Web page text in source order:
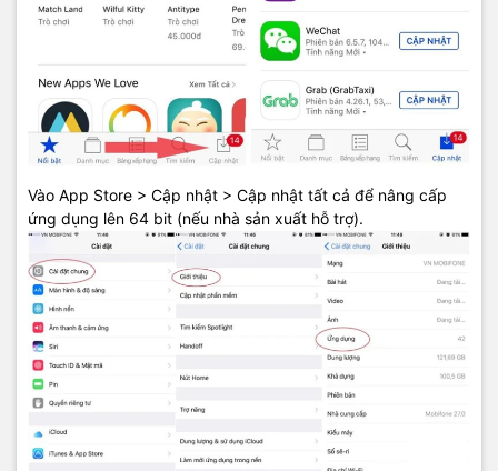
Vào App Store > Cập nhật > Cập nhật tất cả để nâng cấp
ứng dụng lên 64 bit (nếu nhà sản xuất hỗ trợ).